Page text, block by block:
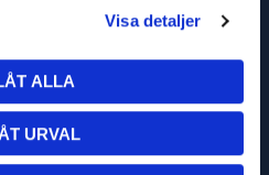
Visa detaljer
ALLA
URVAL